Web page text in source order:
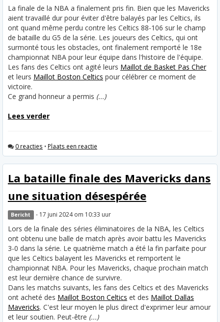
La finale de la NBA a finalement pris fin. Bien que les Mavericks
aient travaillé dur pour éviter d'être balayés par les Celtics, ils
ont quand même perdu contre les Celtics 88-106 sur le champ
de bataille du G5 de la série. Les joueurs des Celtics, qui ont
surmonté tous les obstacles, ont finalement remporté le 18e
championnat NBA pour leur équipe dans l'histoire de l'équipe.
Les fans des Celtics ont agité leurs Maillot de Basket Pas Cher
et leurs Maillot Boston Celtics pour célébrer ce moment de
victoire.
Ce grand honneur a permis (...)
Lees verder
0 reacties • Plaats een reactie
La bataille finale des Mavericks dans
une situation désespérée
Bericht - 17 juni 2024 om 10:33 uur
Lors de la finale des séries éliminatoires de la NBA, les Celtics
ont obtenu une balle de match après avoir battu les Mavericks
3-0 dans la série. Le quatrième match a été la fin parfaite pour
que les Celtics balayent les Mavericks et remportent le
championnat NBA. Pour les Mavericks, chaque prochain match
est leur dernière chance de survivre.
Dans les matchs suivants, les fans des Celtics et des Mavericks
ont acheté des Maillot Boston Celtics et des Maillot Dallas
Mavericks. C'est leur moyen le plus direct d'exprimer leur amour
et leur soutien. Peut-être (...)